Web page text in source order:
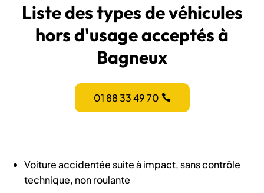
Liste des types de véhicules
hors d'usage acceptés à
Bagneux
01 88 33 49 70
Voiture accidentée suite à impact, sans contrôle
technique, non roulante